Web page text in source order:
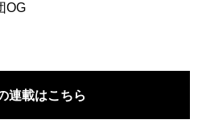
OG
連載はこちら